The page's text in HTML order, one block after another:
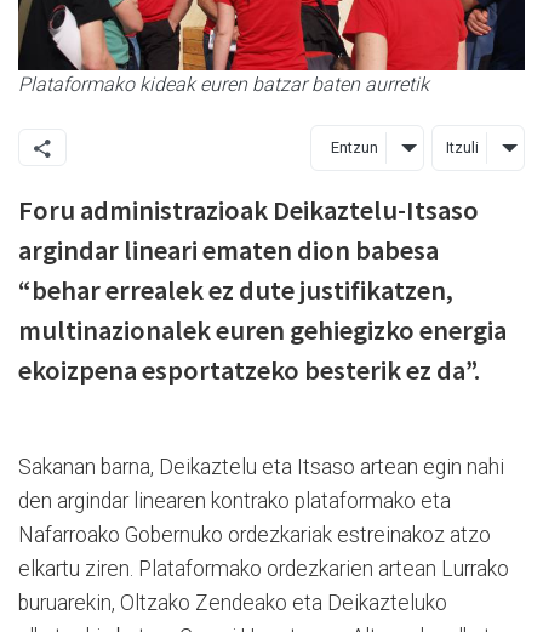
Plataformako kideak euren batzar baten aurretik
Entzun Itzuli
Foru administrazioak Deikaztelu-Itsaso
argindar lineari ematen dion babesa
“behar errealek ez dute justifikatzen,
multinazionalek euren gehiegizko energia
ekoizpena esportatzeko besterik ez da”.
Sakanan barna, Deikaztelu eta Itsaso artean egin nahi
den argindar linearen kontrako plataformako eta
Nafarroako Gobernuko ordezkariak estreinakoz atzo
elkartu ziren. Plataformako ordezkarien artean Lurrako
buruarekin, Oltzako Zendeako eta Deikazteluko